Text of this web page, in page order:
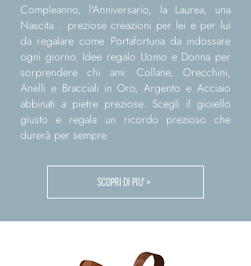
Compleanno, l'Anniversario, la Laurea, una
Nascita... preziose creazioni per lei e per lui
da regalare come Portafortuna da indossare
ogni giorno. Idee regalo Uomo e Donna per
sorprendere chi ami: Collane, Orecchini,
Anelli e Bracciali in Oro, Argento e Acciaio
abbinati a pietre preziose. Scegli il gioiello
giusto e regala un ricordo prezioso che
durerà per sempre.
SCOPRI DI PIU' >